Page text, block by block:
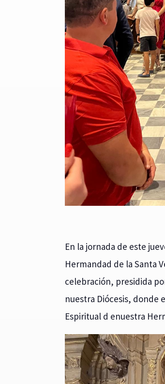
En la jornada de este
Hermandad de la Santa
celebración, presidida
nuestra Diócesis, donde
Espiritual d enuestra